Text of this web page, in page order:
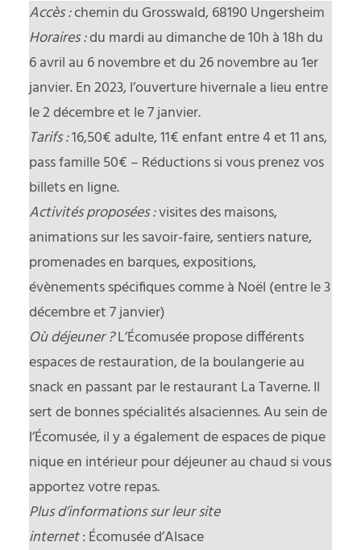
Accès :chemin du Grosswald, 68190 Ungersheim
Horaires :du mardi au dimanche de 10h à 18h du
6 avril au 6 novembre et du 26 novembre au 1er
janvier. En 2023, l’ouverture hivernale a lieu entre
le 2 décembre et le 7 janvier.
Tarifs :16,50€ adulte, 11€ enfant entre 4 et 11 ans,
pass famille 50€ – Réductions si vous prenez vos
billets en ligne.
Activités proposées :visites des maisons,
animations sur les savoir-faire, sentiers nature,
promenades en barques, expositions,
évènements spécifiques comme à Noël (entre le 3
décembre et 7 janvier)
Où déjeuner ?L’Écomusée propose différents
espaces de restauration, de la boulangerie au
snack en passant par le restaurant La Taverne. Il
sert de bonnes spécialités alsaciennes. Au sein de
l’Écomusée, il y a également de espaces de pique
nique en intérieur pour déjeuner au chaud si vous
apportez votre repas.
Plus d’informations sur leur site
internet: Écomusée d’Alsace